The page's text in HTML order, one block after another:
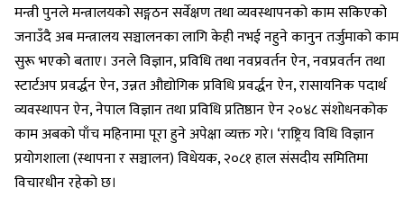
मन्त्री पुनले मन्त्रालयको सङ्गठन सर्वेक्षण तथा व्यवस्थापनको काम सकिएको
जनाउँदै अब मन्त्रालय सञ्चालनका लागि केही नभई नहुने कानुन तर्जुमाको काम
सुरू भएको बताए। उनले विज्ञान, प्रविधि तथा नवप्रवर्तन ऐन, नवप्रवर्तन तथा
स्टार्टअप प्रवर्द्धन ऐन, उन्नत औद्योगिक प्रविधि प्रवर्द्धन ऐन, रासायनिक पदार्थ
व्यवस्थापन ऐन, नेपाल विज्ञान तथा प्रविधि प्रतिष्ठान ऐन २०४८ संशोधनकोक
काम अबको पाँच महिनामा पूरा हुने अपेक्षा व्यक्त गरे। ‘राष्ट्रिय विधि विज्ञान
प्रयोगशाला (स्थापना र सञ्चालन) विधेयक, २०८१ हाल संसदीय समितिमा
विचारधीन रहेको छ।